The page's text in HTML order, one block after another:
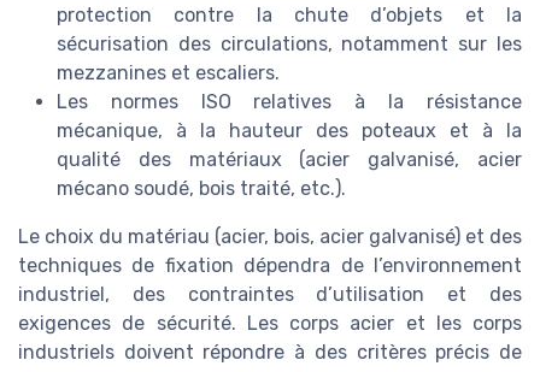
protection contre la chute d’objets et la
sécurisation des circulations, notamment sur les
mezzanines et escaliers.
Les normes ISO relatives à la résistance
mécanique, à la hauteur des poteaux et à la
qualité des matériaux (acier galvanisé, acier
mécano soudé, bois traité, etc.).
Le choix du matériau (acier, bois, acier galvanisé) et des
techniques de fixation dépendra de l’environnement
industriel, des contraintes d’utilisation et des
exigences de sécurité. Les corps acier et les corps
industriels doivent répondre à des critères précis de